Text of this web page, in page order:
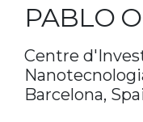
PABLO
Centre
Barcelona,